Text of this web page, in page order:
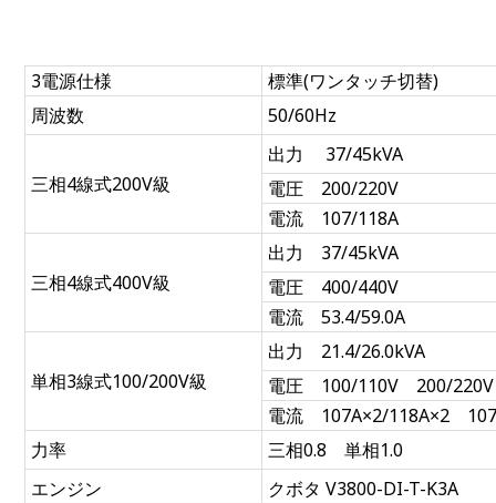
3電源仕様
標準(ワンタッチ切替)
周波数
50/60Hz
三相4線式200V級
出力 37/45kVA
電圧 200/220V
電流 107/118A
三相4線式400V級
出力 37/45kVA
電圧 400/440V
電流 53.4/59.0A
単相3線式100/200V級
出力 21.4/26.0kVA
電圧 100/110V 200/220V
電流 107A×2/118A×2
力率
三相0.8 単相1.0
エンジン
クボタ V3800-DI-T-K3A